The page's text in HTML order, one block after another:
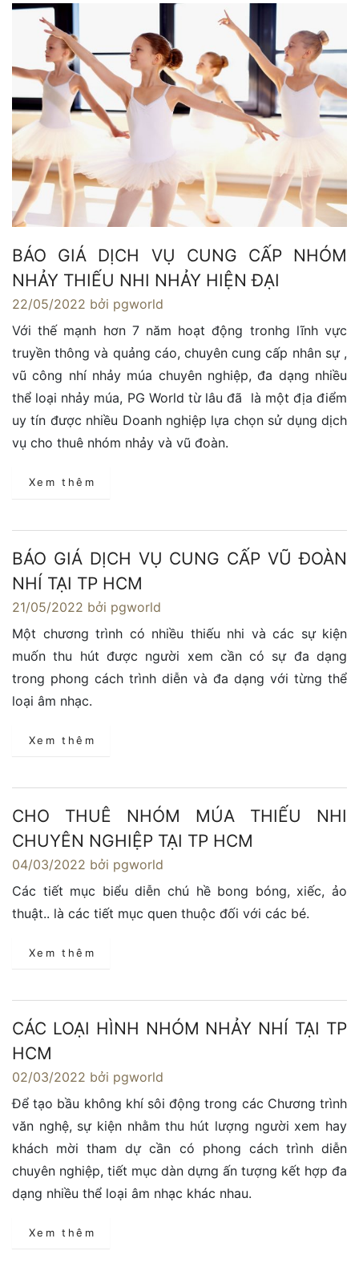
BÁO GIÁ DỊCH VỤ CUNG CẤP NHÓM
NHẢY THIẾU NHI NHẢY HIỆN ĐẠI
22/05/2022 bởi pgworld
Với thế mạnh hơn 7 năm hoạt động tronhg lĩnh vực
truyền thông và quảng cáo, chuyên cung cấp nhân sự ,
vũ công nhí nhảy múa chuyên nghiệp, đa dạng nhiều
thể loại nhảy múa, PG World từ lâu đã là một địa điểm
uy tín được nhiều Doanh nghiệp lựa chọn sử dụng dịch
vụ cho thuê nhóm nhảy và vũ đoàn.
Xem thêm
BÁO GIÁ DỊCH VỤ CUNG CẤP VŨ ĐOÀN
NHÍ TẠI TP HCM
21/05/2022 bởi pgworld
Một chương trình có nhiều thiếu nhi và các sự kiện
muốn thu hút được người xem cần có sự đa dạng
trong phong cách trình diễn và đa dạng với từng thể
loại âm nhạc.
Xem thêm
CHO THUÊ NHÓM MÚA THIẾU NHI
CHUYÊN NGHIỆP TẠI TP HCM
04/03/2022 bởi pgworld
Các tiết mục biểu diễn chú hề bong bóng, xiếc, ảo
thuật.. là các tiết mục quen thuộc đối với các bé.
Xem thêm
CÁC LOẠI HÌNH NHÓM NHẢY NHÍ TẠI TP
HCM
02/03/2022 bởi pgworld
Để tạo bầu không khí sôi động trong các Chương trình
văn nghệ, sự kiện nhằm thu hút lượng người xem hay
khách mời tham dự cần có phong cách trình diễn
chuyên nghiệp, tiết mục dàn dựng ấn tượng kết hợp đa
dạng nhiều thể loại âm nhạc khác nhau.
Xem thêm